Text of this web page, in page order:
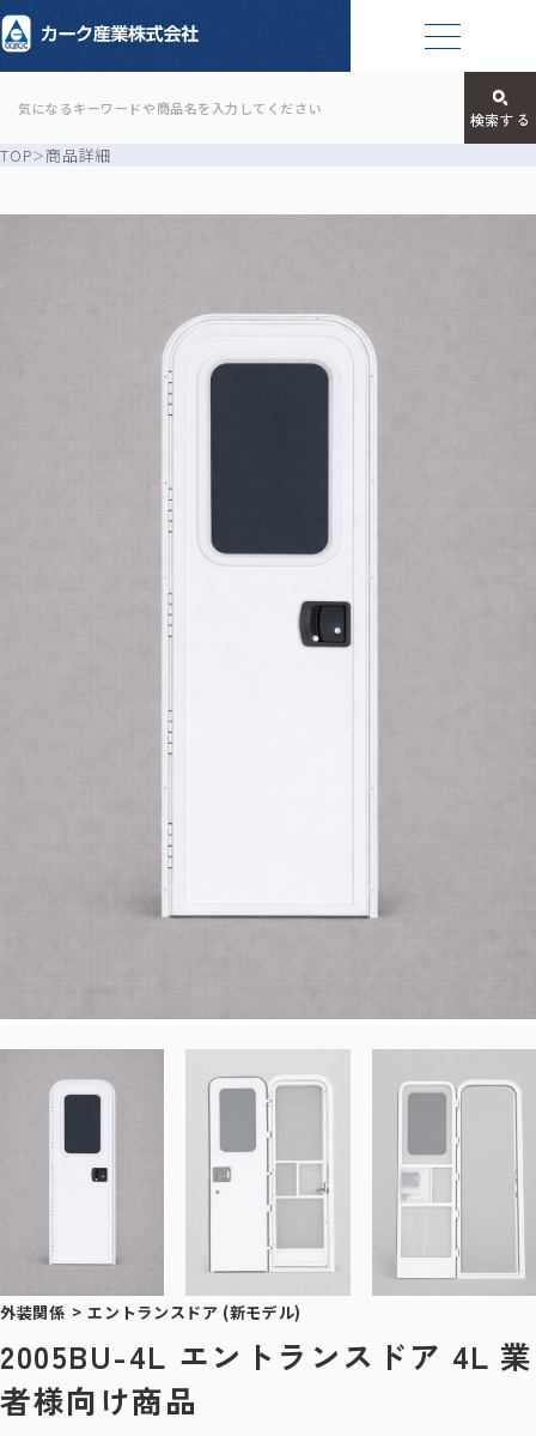
TOP 商品詳細
外装関係 > エントランスドア (新モデル)
2005BU-4L エントランスドア 4L 業
者様向け商品